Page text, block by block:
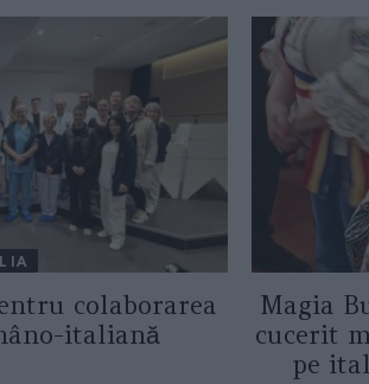
colaborarea
italiană
Magia
cucerit
pe